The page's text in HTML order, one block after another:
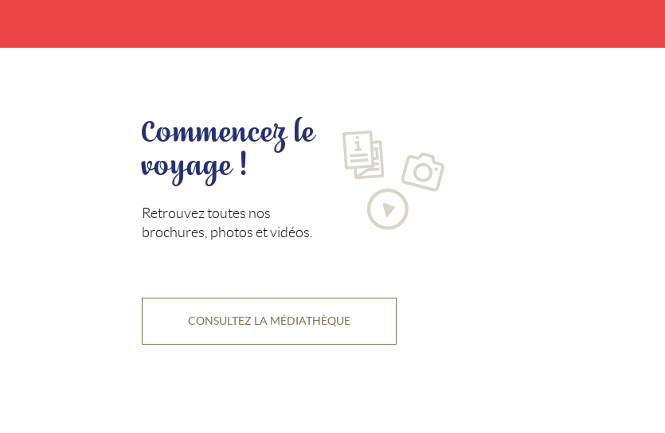
Commencez le
voyage !
Retrouvez toutes nos
brochures, photos et vidéos.
CONSULTEZ LA MÉDIATHÈQUE